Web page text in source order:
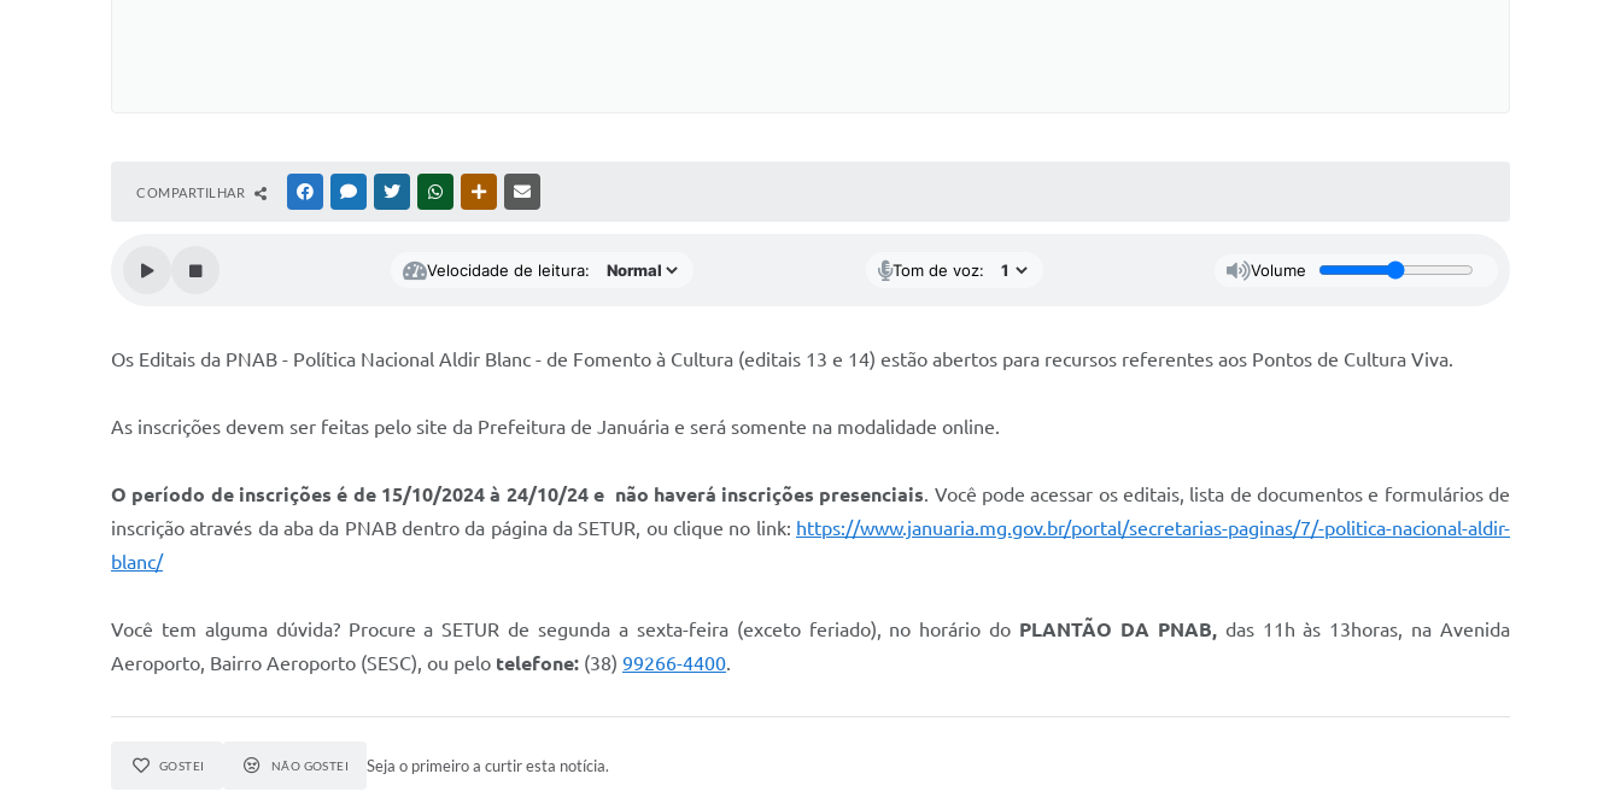
COMPARTILHAR FACEBOOKMESSENGER
TWITTERWHATSAPPOUTRAS MÍDIAS
Velocidade de leitura: Tom de voz: Volume
Os Editais da PNAB - Política Nacional Aldir Blanc - de Fomento à Cultura (editais 13 e 14) estão abertos para recursos referentes aos Pontos de Cultura Viva.
As inscrições devem ser feitas pelo site da Prefeitura de Januária e será somente na modalidade online.
O período de inscrições é de 15/10/2024 à 24/10/24 e não haverá inscrições presenciais. Você pode acessar os editais, lista de documentos e formulários de
inscrição através da aba da PNAB dentro da página da SETUR, ou clique no link: https://www.januaria.mg.gov.br/portal/secretarias-paginas/7/-politica-nacional-aldir-
blanc/
Você tem alguma dúvida? Procure a SETUR de segunda a sexta-feira (exceto feriado), no horário do PLANTÃO DA PNAB, das 11h às 13horas, na Avenida
Aeroporto, Bairro Aeroporto (SESC), ou pelo telefone: (38) 99266-4400.
GOSTEI NÃO GOSTEI Seja o primeiro a curtir esta notícia.